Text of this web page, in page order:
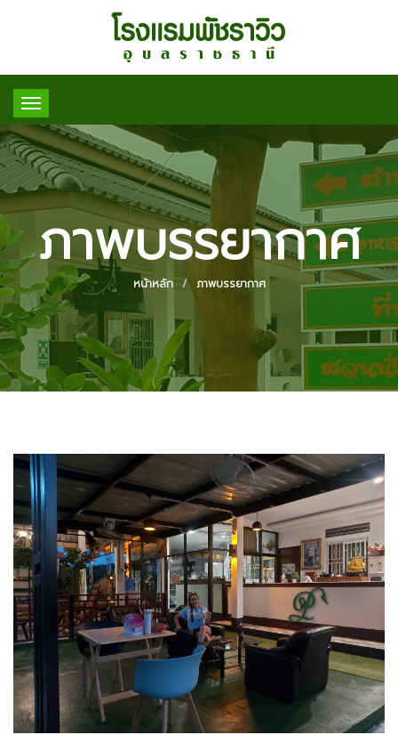
Toggle
navigation
ภาพบรรยากาศ
หน้าหลัก ภาพบรรยากาศ